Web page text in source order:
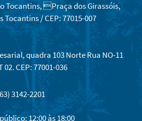
Tocantins, Praça dos Girassóis,
/ CEP: 77015-007
quadra 103 Norte Rua NO-11
02. CEP: 77001-036
3142-2201
12:00 às 18:00